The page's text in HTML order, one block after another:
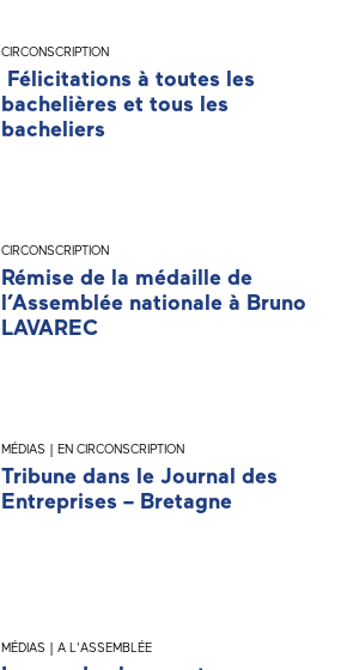
CIRCONSCRIPTION
Félicitations à toutes les
bachelières et tous les
bacheliers
CIRCONSCRIPTION
Rémise de la médaille de
l’Assemblée nationale à Bruno
LAVAREC
MÉDIAS | EN CIRCONSCRIPTION
Tribune dans le Journal des
Entreprises – Bretagne
MÉDIAS | A L'ASSEMBLÉE